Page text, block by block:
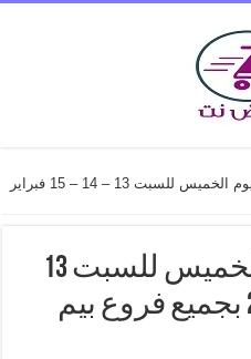
عروض بيم اليوم الخميس للسبت 13 – 14 – 15 فبراير
عروض بيم اليوم الخميس للسبت 13
– 14 – 15 فبراير 2025 بجميع فروع بيم